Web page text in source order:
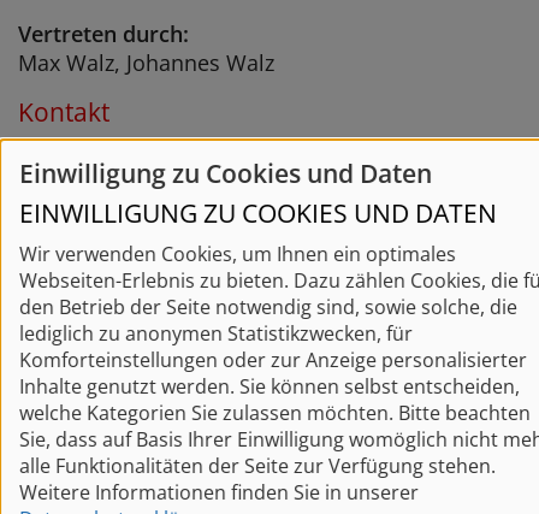
Vertreten durch:
Max Walz, Johannes Walz
Kontakt
Telefax: 07042 / 6207
E-Mail:info@max-walz.de
Umsatzsteuer-ID
Umsatzsteuer-Identifikationsnummer gemäß § 27
a Umsatzsteuergesetz:
DE452524945
Verbraucher­streit­beilegung/Universal­
schlichtungs­stelle
Wir sind nicht bereit oder verpflichtet, an
Streitbeilegungsverfahren vor einer
Einwilligung zu Cookies und Daten
EINWILLIGUNG ZU COOKIES UND DATEN
Wir verwenden Cookies, um Ihnen ein optimales
Webseiten-Erlebnis zu bieten. Dazu zählen Cookies, die
den Betrieb der Seite notwendig sind, sowie solche, die
lediglich zu anonymen Statistikzwecken, für
Komforteinstellungen oder zur Anzeige personalisierter
Inhalte genutzt werden. Sie können selbst entscheiden,
welche Kategorien Sie zulassen möchten. Bitte beachten
Sie, dass auf Basis Ihrer Einwilligung womöglich nicht
alle Funktionalitäten der Seite zur Verfügung stehen.
Weitere Informationen finden Sie in unserer